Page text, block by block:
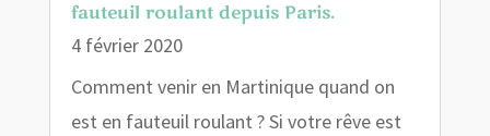
fauteuil roulant depuis Paris.
4 février 2020
Comment venir en Martinique quand on
est en fauteuil roulant ? Si votre rêve est